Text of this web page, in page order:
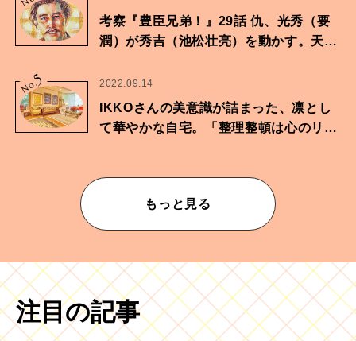
考察『豊臣兄弟！』29話 仇、光秀（要
潤）が秀吉（池松壮亮）を動かす。天下
No.5 2022.09.14
IKKOさんの美意識が詰まった、凛とし
て華やかな自宅。「整理整頓は心のリズ
もっと見る
注目の記事